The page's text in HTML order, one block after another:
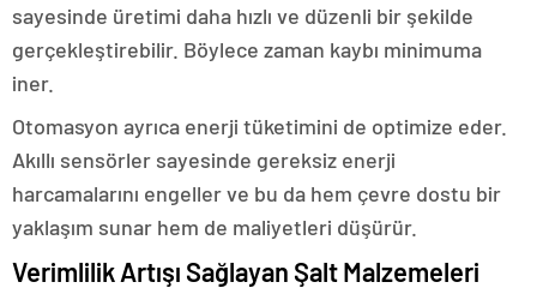
sayesinde üretimi daha hızlı ve düzenli bir şekilde
gerçekleştirebilir. Böylece zaman kaybı minimuma
iner.
Otomasyon ayrıca enerji tüketimini de optimize eder.
Akıllı sensörler sayesinde gereksiz enerji
harcamalarını engeller ve bu da hem çevre dostu bir
yaklaşım sunar hem de maliyetleri düşürür.
Verimlilik Artışı Sağlayan Şalt Malzemeleri